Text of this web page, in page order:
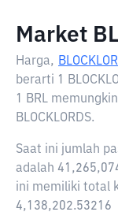
Market
Harga,
berarti 1
1 BRL
BLOCKLORDS.
Saat ini jumlah
adalah
ini memiliki total
4,138,202.53216